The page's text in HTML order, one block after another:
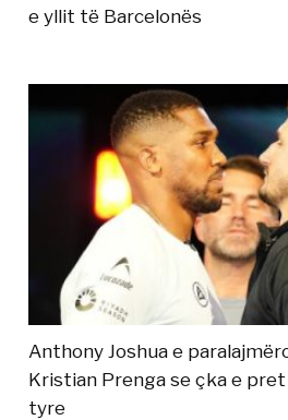
e yllit të Barcelonës
Anthony Joshua e
Kristian Prenga se çka e
tyre